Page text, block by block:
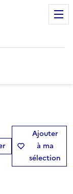
Ajouter
à ma
sélection